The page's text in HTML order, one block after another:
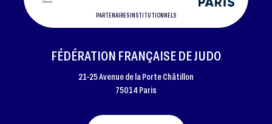
PARTENAIRES INSTITUTIONNELS
FÉDÉRATION FRANÇAISE DE JUDO
21-25 Avenue de la Porte Châtillon
75014 Paris